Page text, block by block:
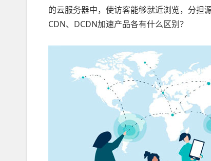
的云服务器中，使访客能够就近浏览，分担
CDN、DCDN加速产品各有什么区别？